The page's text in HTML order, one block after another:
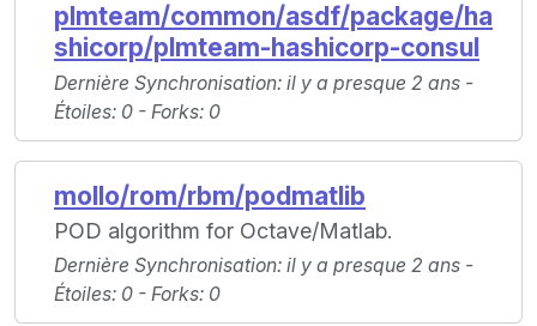
plmteam/common/asdf/package/ha
shicorp/plmteam-hashicorp-consul
Dernière Synchronisation: il y a presque 2 ans -
Étoiles: 0 - Forks: 0
mollo/rom/rbm/podmatlib
POD algorithm for Octave/Matlab.
Dernière Synchronisation: il y a presque 2 ans -
Étoiles: 0 - Forks: 0